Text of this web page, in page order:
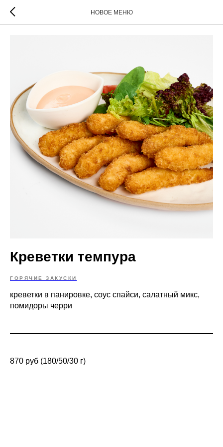
НОВОЕ МЕНЮ
Креветки темпура
ГОРЯЧИЕ ЗАКУСКИ
креветки в панировке, соус спайси, салатный микс,
помидоры черри
870 руб (180/50/30 г)